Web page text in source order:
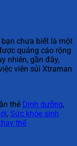
chưa biết là một
quảng cáo rộng
nhiên, gần đây,
viên sủi Xtraman
thẻ Dinh dưỡng,
, Sức khỏe sinh
thế